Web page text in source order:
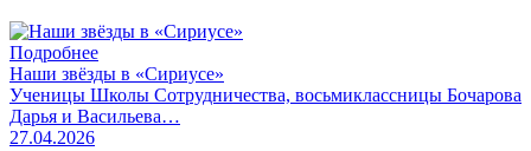
Подробнее
Наши звёзды в «Сириусе»
Ученицы Школы Сотрудничества, восьмиклассницы Бочарова
Дарья и Васильева…
27.04.2026